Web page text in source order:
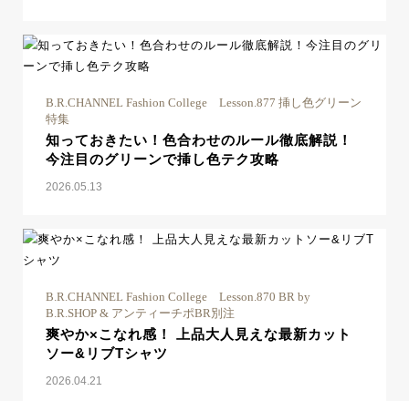
B.R.CHANNEL Fashion College Lesson.877 挿し色グリーン
特集
知っておきたい！色合わせのルール徹底解説！
今注目のグリーンで挿し色テク攻略
2026.05.13
B.R.CHANNEL Fashion College Lesson.870 BR by
B.R.SHOP & アンティーチポBR別注
爽やか×こなれ感！ 上品大人見えな最新カット
ソー&リブTシャツ
2026.04.21